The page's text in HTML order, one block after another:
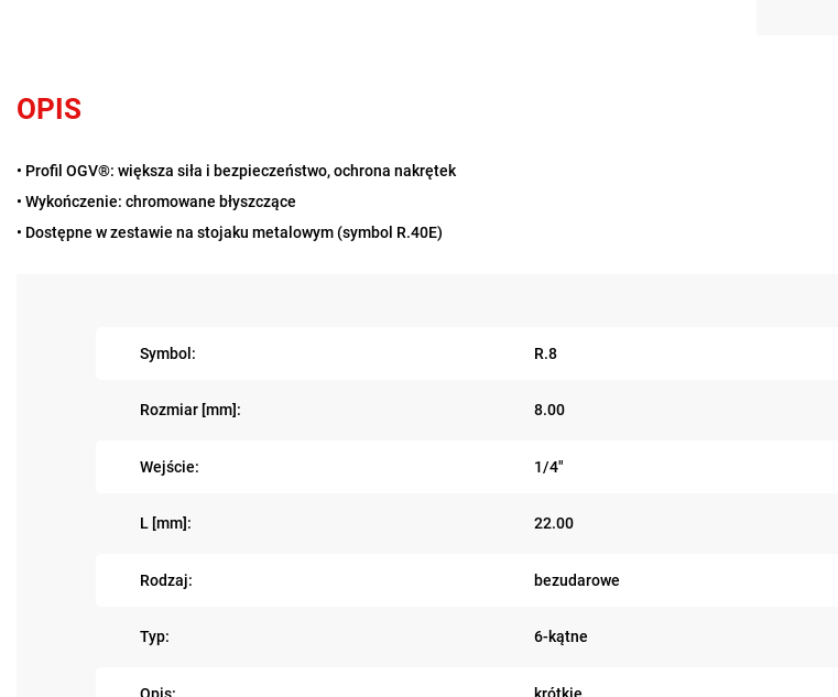
OPIS
• Profil OGV®: większa siła i bezpieczeństwo, ochrona nakrętek
• Wykończenie: chromowane błyszczące
• Dostępne w zestawie na stojaku metalowym (symbol R.40E)
Symbol: R.8
Rozmiar [mm]: 8.00
Wejście: 1/4"
L [mm]: 22.00
Rodzaj: bezudarowe
Typ: 6-kątne